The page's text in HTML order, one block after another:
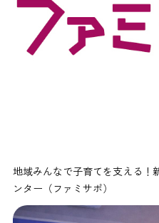
地域みんなで子育てを支える！
ンター（ファミサポ）